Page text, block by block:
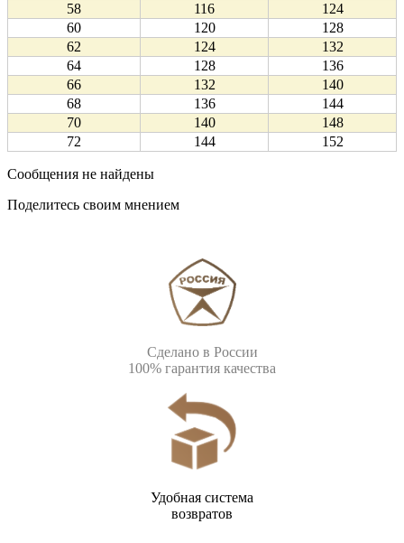
58
116
124
60
120
128
62
124
132
64
128
136
66
132
140
68
136
144
70
140
148
72
144 152
Сообщения не найдены
Поделитесь своим мнением
Сделано в России
100% гарантия качества
Удобная система
возвратов